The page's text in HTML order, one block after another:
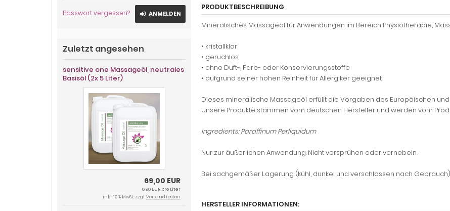
PRODUKTBESCHREIBUNG
Mineralisches Massageöl für Anwendungen im Bereich Physiotherapie,
• kristallklar
• geruchlos
• ohne Duft-, Farb- oder Konservierungsstoffe
• aufgrund seiner hohen Reinheit für Allergiker geeignet
Dieses mineralische Massageöl erfüllt die Vorgaben des Europäischen und
Unsere Produkte stammen vom deutschen Hersteller und werden vom
Ingredients: Paraffinum Perliquidum
Nur zur äußerlichen Anwendung. Nicht versprühen oder vernebeln.
Bei sachgemäßer Lagerung (kühl, dunkel und verschlossen nach
HERSTELLER INFORMATIONEN:
Passwort vergessen? ANMELDEN
Zuletzt angesehen
sensitive one Massageöl, neutrales
Basisöl (2x 5 Liter)
69,00 EUR
6,90 EUR pro Liter
inkl. 19 % MwSt. zzgl.Versandkosten